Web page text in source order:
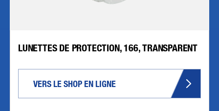
LUNETTES DE PROTECTION, 166, TRANSPARENT
VERS LE SHOP EN LIGNE